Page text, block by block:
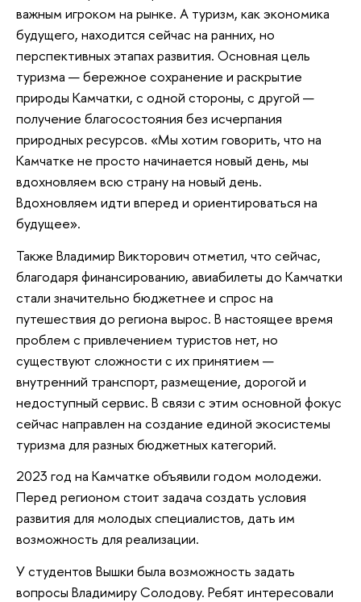
важным игроком на рынке. А туризм, как экономика
будущего, находится сейчас на ранних, но
перспективных этапах развития. Основная цель
туризма — бережное сохранение и раскрытие
природы Камчатки, с одной стороны, с другой —
получение благосостояния без исчерпания
природных ресурсов. «Мы хотим говорить, что на
Камчатке не просто начинается новый день, мы
вдохновляем всю страну на новый день.
Вдохновляем идти вперед и ориентироваться на
будущее».
Также Владимир Викторович отметил, что сейчас,
благодаря финансированию, авиабилеты до Камчатки
стали значительно бюджетнее и спрос на
путешествия до региона вырос. В настоящее время
проблем с привлечением туристов нет, но
существуют сложности с их принятием —
внутренний транспорт, размещение, дорогой и
недоступный сервис. В связи с этим основной фокус
сейчас направлен на создание единой экосистемы
туризма для разных бюджетных категорий.
2023 год на Камчатке объявили годом молодежи.
Перед регионом стоит задача создать условия
развития для молодых специалистов, дать им
возможность для реализации.
У студентов Вышки была возможность задать
вопросы Владимиру Солодову. Ребят интересовали